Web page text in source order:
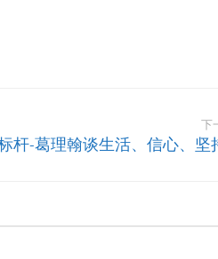
下
杆-葛理翰谈生活、信心、坚